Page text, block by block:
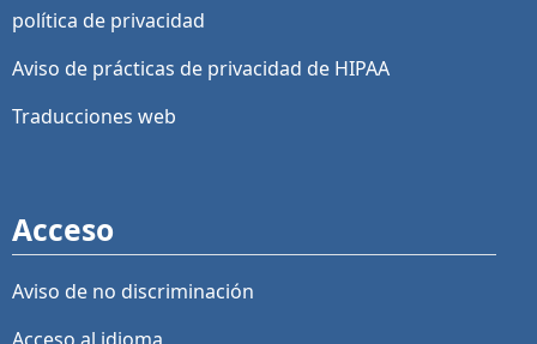
política de privacidad
Aviso de prácticas de privacidad de HIPAA
Traducciones web
Acceso
Aviso de no discriminación